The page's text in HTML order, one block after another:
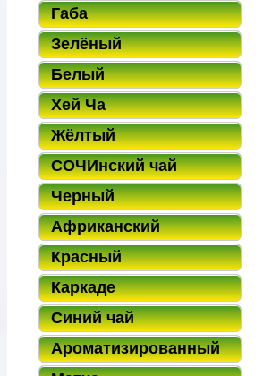
Габа
Зелёный
Белый
Хей Ча
Жёлтый
СОЧИнский чай
Черный
Африканский
Красный
Каркаде
Синий чай
Ароматизированный